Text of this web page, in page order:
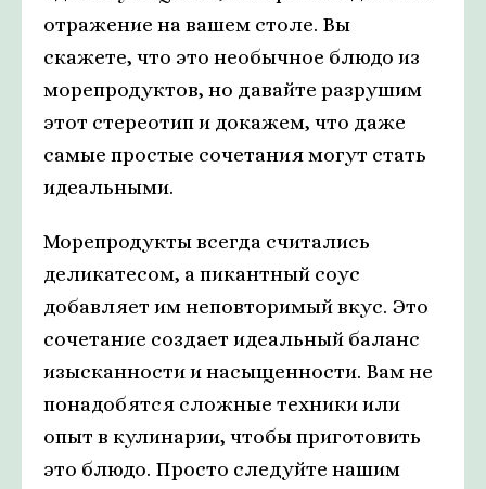
отражение на вашем столе. Вы
скажете, что это необычное блюдо из
морепродуктов, но давайте разрушим
этот стереотип и докажем, что даже
самые простые сочетания могут стать
идеальными.
Морепродукты всегда считались
деликатесом, а пикантный соус
добавляет им неповторимый вкус. Это
сочетание создает идеальный баланс
изысканности и насыщенности. Вам не
понадобятся сложные техники или
опыт в кулинарии, чтобы приготовить
это блюдо. Просто следуйте нашим